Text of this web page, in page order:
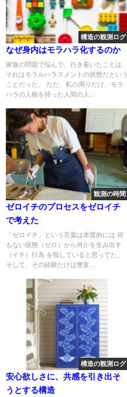
構造の観測ログ
なぜ身内はモラハラ化するのか
家族の問題で悩んで、行き着いたことは、
それはモラルハラスメントの状態だという
ことだった。 ただ、私の周りだけ、モラ
ハラの人格を持った人間の人...
観測の時間
ゼロイチのプロセスをゼロイチ
で考えた
「ゼロイチ」という言葉は本質的には 何
もない状態（ゼロ）から何かを生み出す
（イチ）行為 を指していると思ってた。
そして、その経験だけは豊富...
構造の観測ログ
安心欲しさに、共感を引き出そ
うとする構造